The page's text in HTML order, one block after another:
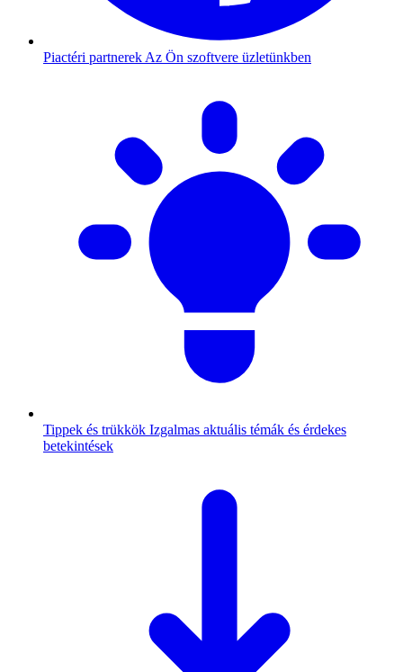
Piactéri partnerek Az Ön szoftvere üzletünkben
Tippek és trükkök Izgalmas aktuális témák és érdekes
betekintések